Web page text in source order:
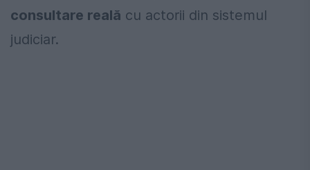
consultare reală cu actorii din sistemul
judiciar.